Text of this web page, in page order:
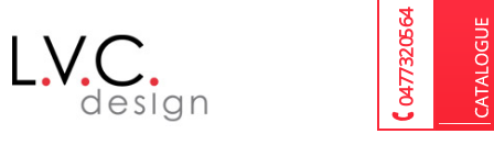
04 77 32 05 64